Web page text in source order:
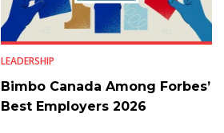
LEADERSHIP
Bimbo Canada Among Forbes’
Best Employers 2026